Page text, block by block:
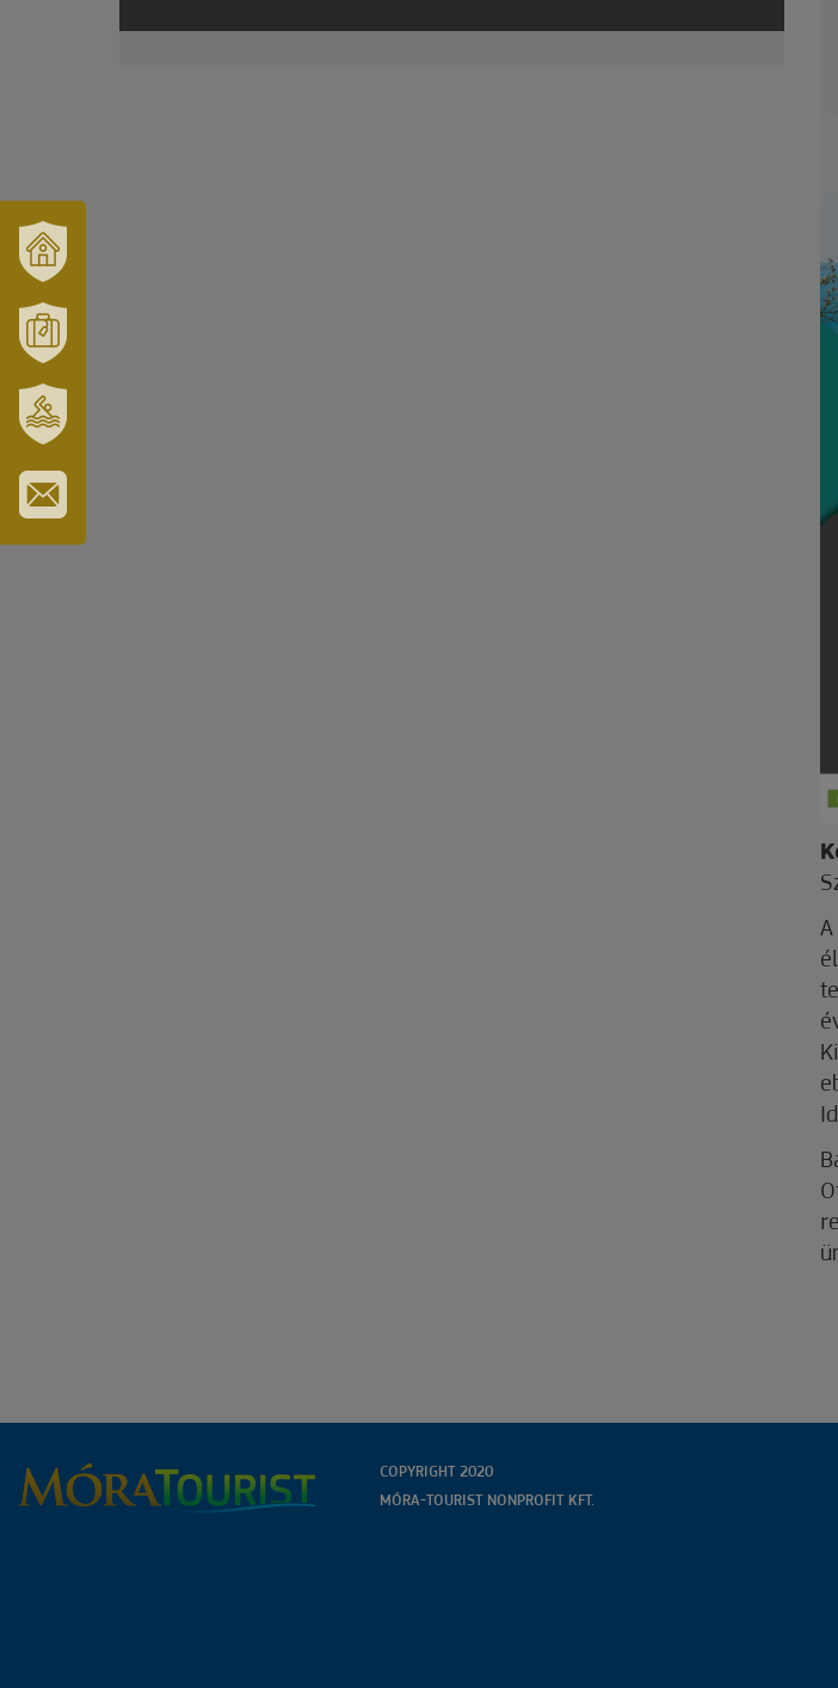
ÉS
TÉRSÉGÜNK
TURISZTIKA
ERZSÉBET
GYÓGYFÜRDŐ
IRATKOZZON
COPYRIGHT 2020
MÓRA-TOURIST NONPROFIT KFT.